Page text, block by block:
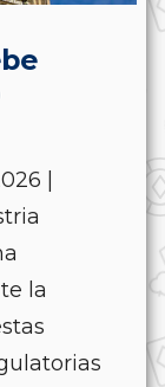
|
la